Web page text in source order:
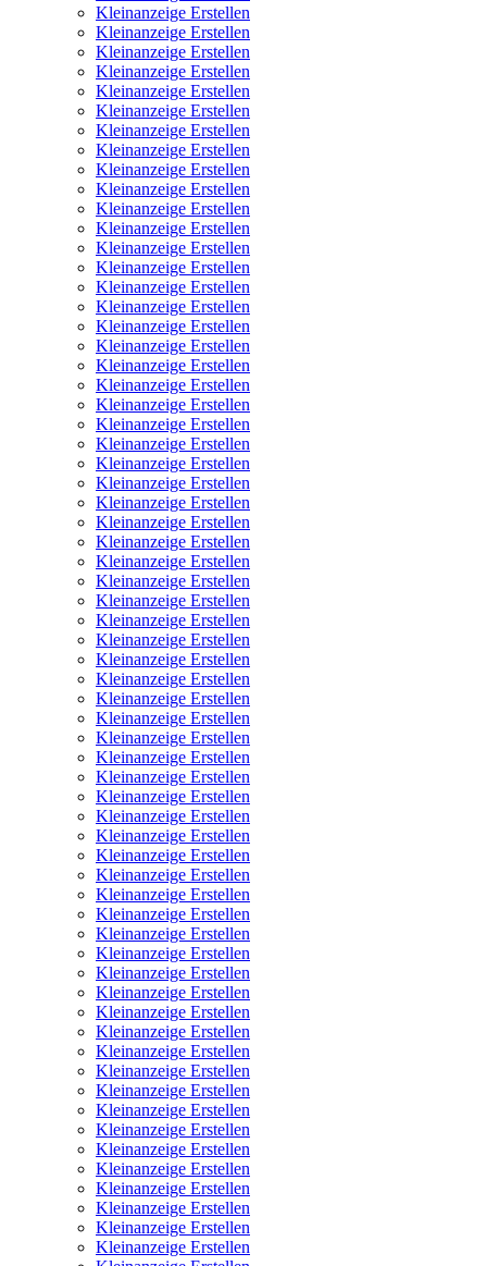
Kleinanzeige Erstellen
Kleinanzeige Erstellen
Kleinanzeige Erstellen
Kleinanzeige Erstellen
Kleinanzeige Erstellen
Kleinanzeige Erstellen
Kleinanzeige Erstellen
Kleinanzeige Erstellen
Kleinanzeige Erstellen
Kleinanzeige Erstellen
Kleinanzeige Erstellen
Kleinanzeige Erstellen
Kleinanzeige Erstellen
Kleinanzeige Erstellen
Kleinanzeige Erstellen
Kleinanzeige Erstellen
Kleinanzeige Erstellen
Kleinanzeige Erstellen
Kleinanzeige Erstellen
Kleinanzeige Erstellen
Kleinanzeige Erstellen
Kleinanzeige Erstellen
Kleinanzeige Erstellen
Kleinanzeige Erstellen
Kleinanzeige Erstellen
Kleinanzeige Erstellen
Kleinanzeige Erstellen
Kleinanzeige Erstellen
Kleinanzeige Erstellen
Kleinanzeige Erstellen
Kleinanzeige Erstellen
Kleinanzeige Erstellen
Kleinanzeige Erstellen
Kleinanzeige Erstellen
Kleinanzeige Erstellen
Kleinanzeige Erstellen
Kleinanzeige Erstellen
Kleinanzeige Erstellen
Kleinanzeige Erstellen
Kleinanzeige Erstellen
Kleinanzeige Erstellen
Kleinanzeige Erstellen
Kleinanzeige Erstellen
Kleinanzeige Erstellen
Kleinanzeige Erstellen
Kleinanzeige Erstellen
Kleinanzeige Erstellen
Kleinanzeige Erstellen
Kleinanzeige Erstellen
Kleinanzeige Erstellen
Kleinanzeige Erstellen
Kleinanzeige Erstellen
Kleinanzeige Erstellen
Kleinanzeige Erstellen
Kleinanzeige Erstellen
Kleinanzeige Erstellen
Kleinanzeige Erstellen
Kleinanzeige Erstellen
Kleinanzeige Erstellen
Kleinanzeige Erstellen
Kleinanzeige Erstellen
Kleinanzeige Erstellen
Kleinanzeige Erstellen
Kleinanzeige Erstellen